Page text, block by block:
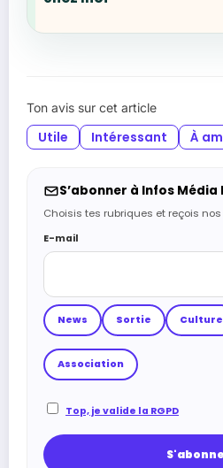
Ton avis sur cet article
Utile Intéressant À
S’abonner à Infos Média
Choisis tes rubriques et reçois
E-mail
News Sortie Culture
Association
Top, je valide la RGPD